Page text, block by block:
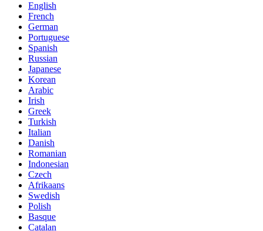
English
French
German
Portuguese
Spanish
Russian
Japanese
Korean
Arabic
Irish
Greek
Turkish
Italian
Danish
Romanian
Indonesian
Czech
Afrikaans
Swedish
Polish
Basque
Catalan